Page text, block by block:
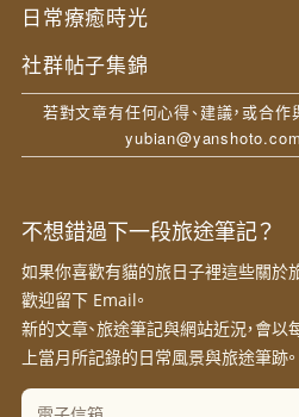
日常療癒時光
社群帖子集錦
若對文章有任何心得、建議，或合作
yubian@yanshoto.com
不想錯過下一段旅途筆記？
如果你喜歡有貓的旅日子裡這些關於
歡迎留下 Email。
新的文章、旅途筆記與網站近況，會
上當月所記錄的日常風景與旅途筆跡。